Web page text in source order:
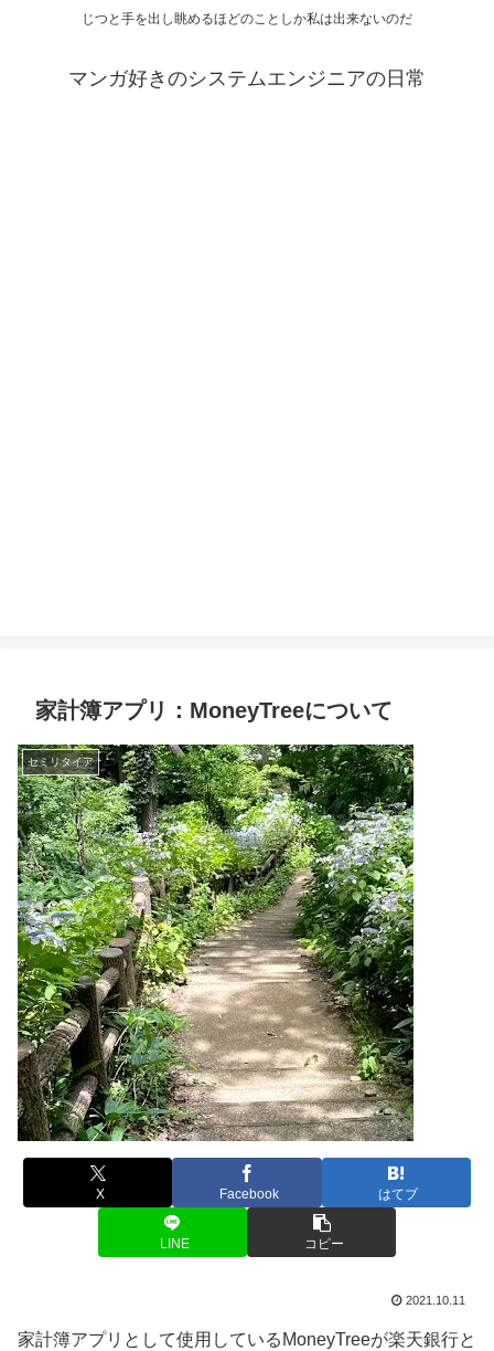
じつと手を出し眺めるほどのことしか私は出来ないのだ
マンガ好きのシステムエンジニアの日常
家計簿アプリ：MoneyTreeについて
セミリタイア
X Facebook はてブ
LINE コピー
2021.10.11
家計簿アプリとして使用しているMoneyTreeが楽天銀行と